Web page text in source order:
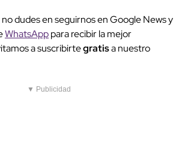
no dudes en seguirnos en Google News y
WhatsApppara recibir la mejor
a suscribirtegratisa nuestro
▼ Publicidad